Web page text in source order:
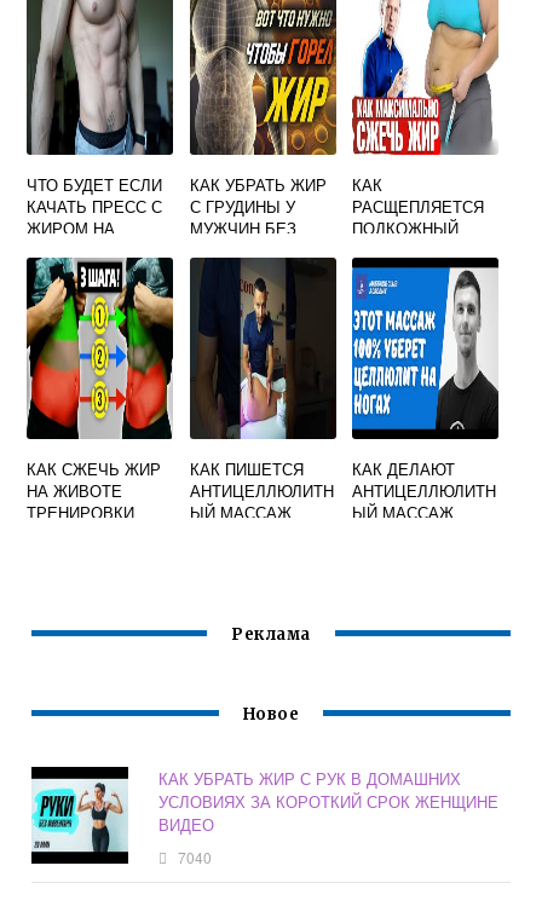
ЧТО БУДЕТ ЕСЛИ
КАЧАТЬ ПРЕСС С
ЖИРОМ НА
КАК УБРАТЬ ЖИР
С ГРУДИНЫ У
МУЖЧИН БЕЗ
КАК
РАСЩЕПЛЯЕТСЯ
ПОДКОЖНЫЙ
КАК СЖЕЧЬ ЖИР
НА ЖИВОТЕ
ТРЕНИРОВКИ
КАК ПИШЕТСЯ
АНТИЦЕЛЛЮЛИТН
ЫЙ МАССАЖ
КАК ДЕЛАЮТ
АНТИЦЕЛЛЮЛИТН
ЫЙ МАССАЖ
Реклама
Новое
КАК УБРАТЬ ЖИР С РУК В ДОМАШНИХ
УСЛОВИЯХ ЗА КОРОТКИЙ СРОК ЖЕНЩИНЕ
ВИДЕО
7040